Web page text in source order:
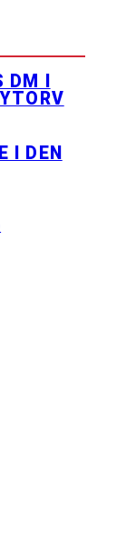
DM I
I DEN